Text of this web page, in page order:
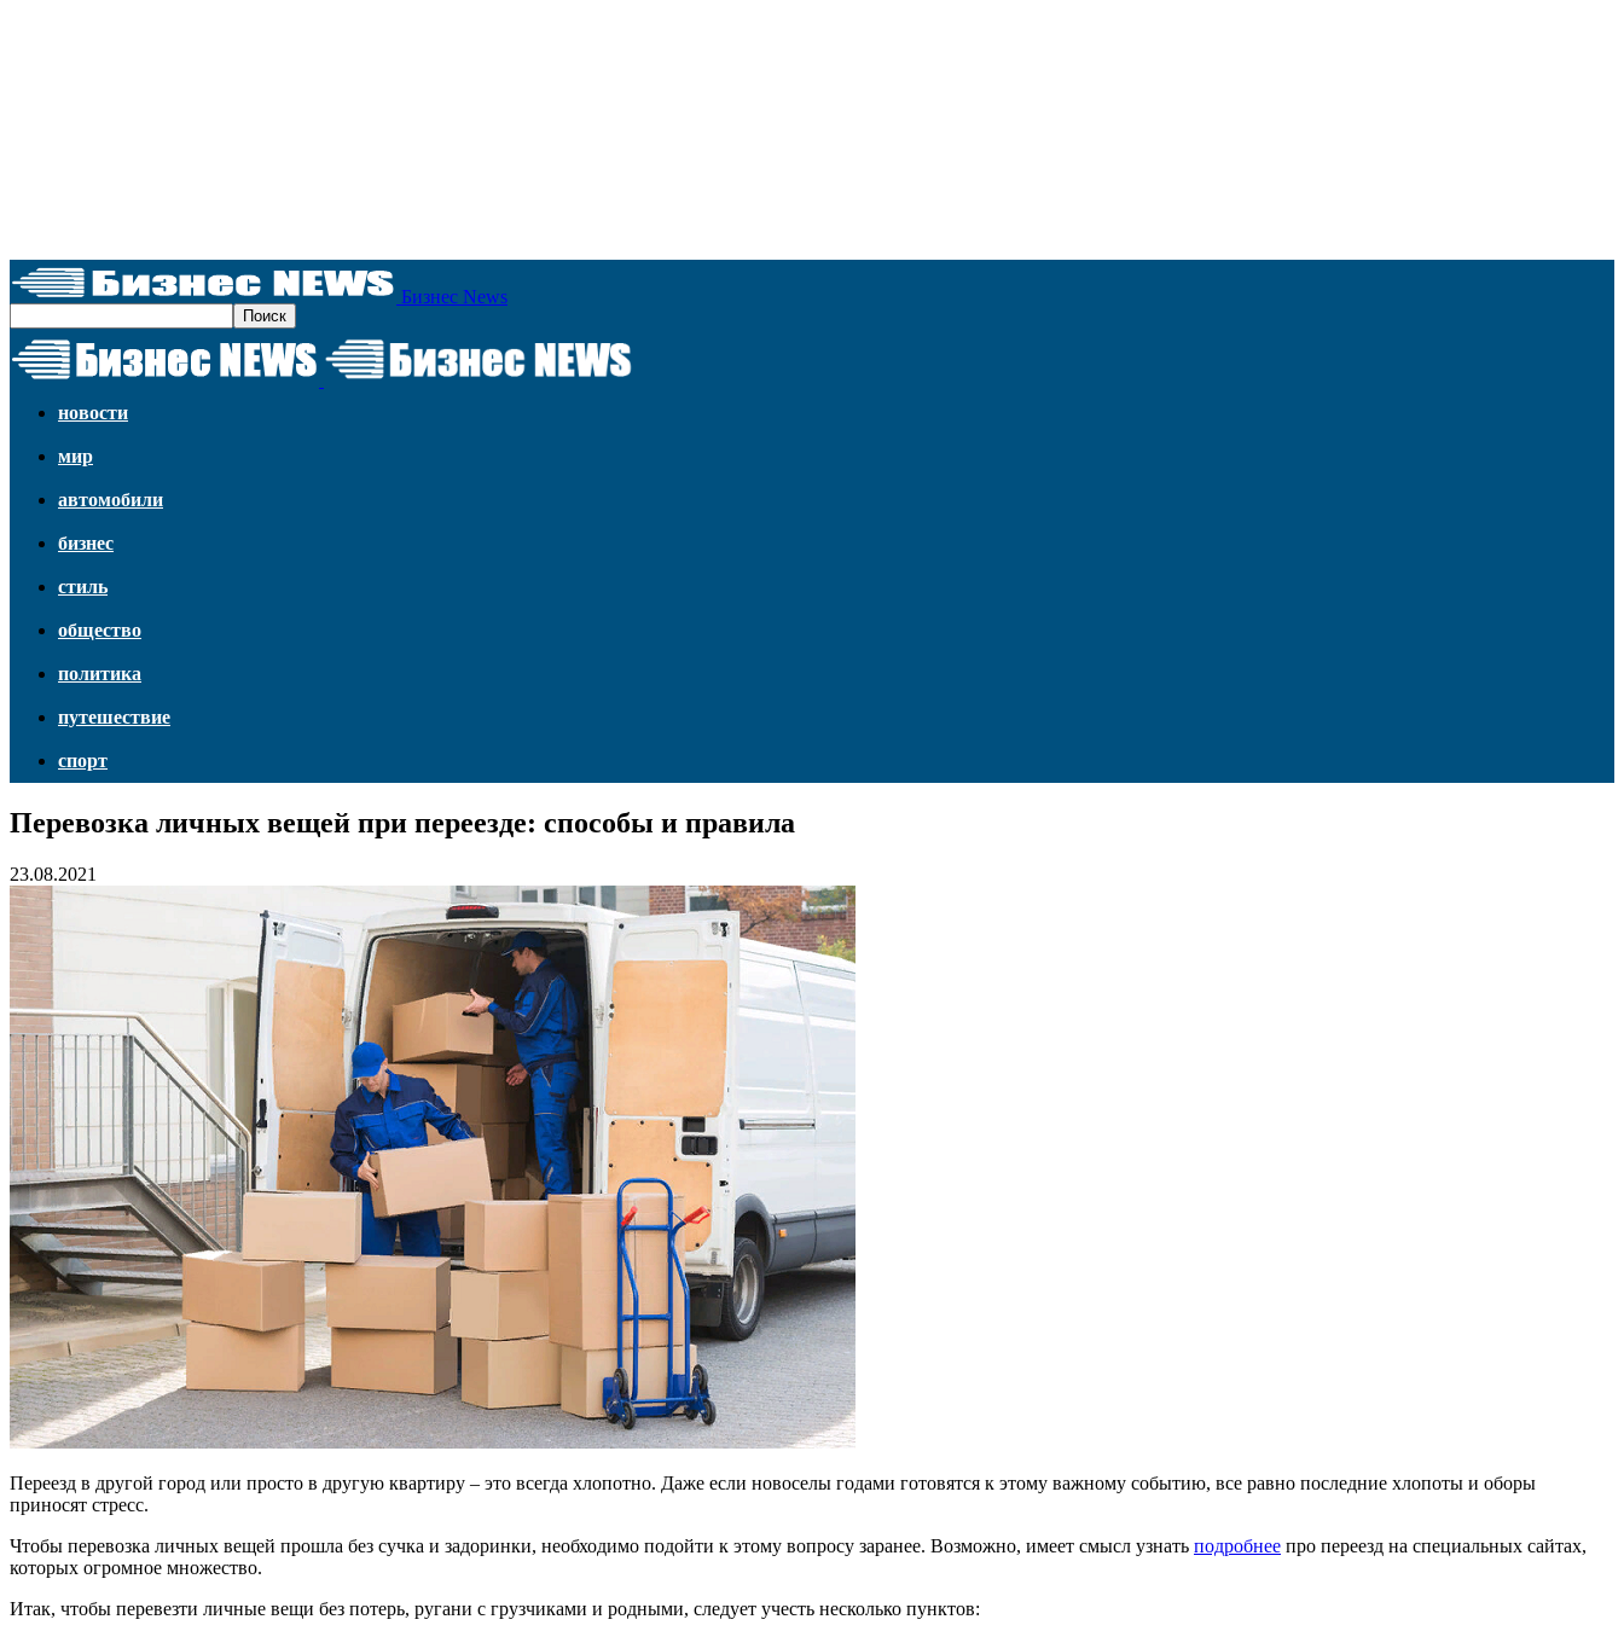
Бизнес News
новости
мир
автомобили
бизнес
стиль
общество
политика
путешествие
спорт
Перевозка личных вещей при переезде: способы и правила
23.08.2021
Переезд в другой город или просто в другую квартиру – это всегда хлопотно. Даже если новоселы годами готовятся к этому важному событию, все равно последние хлопоты и оборы
приносят стресс.
Чтобы перевозка личных вещей прошла без сучка и задоринки, необходимо подойти к этому вопросу заранее. Возможно, имеет смысл узнать подробнее про переезд на специальных сайтах,
которых огромное множество.
Итак, чтобы перевезти личные вещи без потерь, ругани с грузчиками и родными, следует учесть несколько пунктов: